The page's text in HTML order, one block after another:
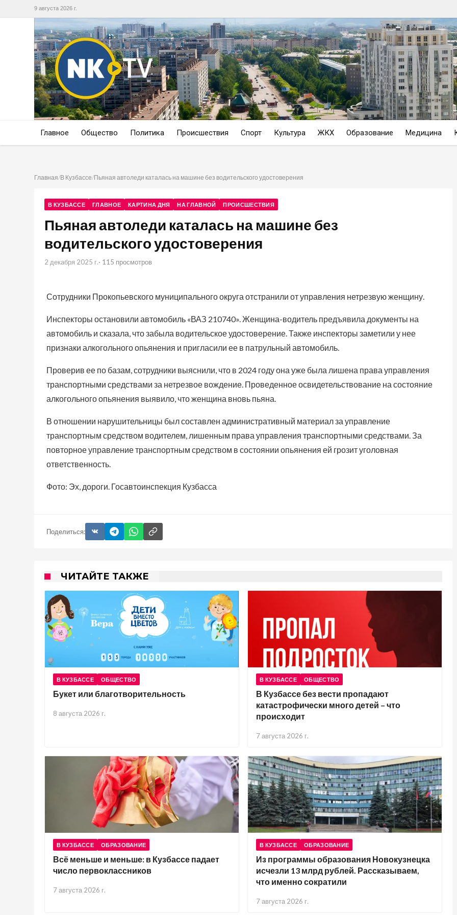
9 августа 2026 г.
Главное Общество Политика Происшествия Спорт Культура ЖКХ Образование Медицина
Главная/В Кузбассе/Пьяная автоледи каталась на машине без водительского удостоверения
В КУЗБАССЕ ГЛАВНОЕ КАРТИНА ДНЯ НА ГЛАВНОЙ ПРОИСШЕСТВИЯ
Пьяная автоледи каталась на машине без
водительского удостоверения
2 декабря 2025 г.· 115 просмотров
Сотрудники Прокопьевского муниципального округа отстранили от управления нетрезвую женщину.
Инспекторы остановили автомобиль «ВАЗ 210740». Женщина-водитель предъявила документы на
автомобиль и сказала, что забыла водительское удостоверение. Также инспекторы заметили у нее
признаки алкогольного опьянения и пригласили ее в патрульный автомобиль.
Проверив ее по базам, сотрудники выяснили, что в 2024 году она уже была лишена права управления
транспортными средствами за нетрезвое вождение. Проведенное освидетельствование на состояние
алкогольного опьянения выявило, что женщина вновь пьяна.
В отношении нарушительницы был составлен административный материал за управление
транспортным средством водителем, лишенным права управления транспортными средствами. За
повторное управление транспортным средством в состоянии опьянения ей грозит уголовная
ответственность.
Фото: Эх, дороги. Госавтоинспекция Кузбасса
Поделиться:
ЧИТАЙТЕ ТАКЖЕ
В КУЗБАССЕ ОБЩЕСТВО
Букет или благотворительность
8 августа 2026 г.
В КУЗБАССЕ ОБЩЕСТВО
В Кузбассе без вести пропадают
катастрофически много детей – что
происходит
7 августа 2026 г.
В КУЗБАССЕ ОБРАЗОВАНИЕ
Всё меньше и меньше: в Кузбассе падает
число первоклассников
7 августа 2026 г.
В КУЗБАССЕ ОБРАЗОВАНИЕ
Из программы образования Новокузнецка
исчезли 13 млрд рублей. Рассказываем,
что именно сократили
7 августа 2026 г.